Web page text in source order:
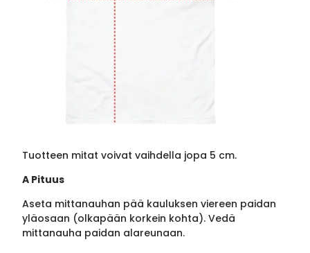
Tuotteen mitat voivat vaihdella jopa 5 cm.
A Pituus
Aseta mittanauhan pää kauluksen viereen paidan
yläosaan (olkapään korkein kohta). Vedä
mittanauha paidan alareunaan.